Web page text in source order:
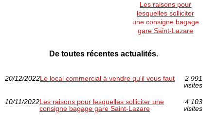
Les raisons pour
lesquelles solliciter
une consigne bagage
gare Saint-Lazare
De toutes récentes actualités.
20/12/2022Le local commercial à vendre qu'il vous faut
2 991
visites
10/11/2022Les raisons pour lesquelles solliciter une
consigne bagage gare Saint-Lazare
4 103
visites